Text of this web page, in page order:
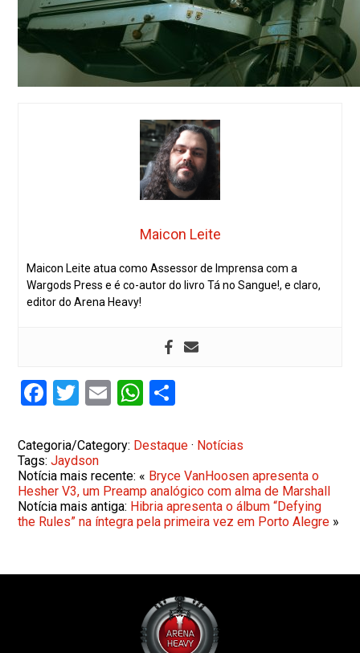
Maicon Leite
Maicon Leite atua como Assessor de Imprensa com a
Wargods Press e é co-autor do livro Tá no Sangue!, e claro,
editor do Arena Heavy!
Facebook
Twitter
EmailWhatsApp
Categoria/Category: Destaque · Notícias
Tags:Jaydson
Notícia mais recente: « Bryce VanHoosen apresenta o
Hesher V3, um Preamp analógico com alma de Marshall
Notícia mais antiga: Hibria apresenta o álbum “Defying
the Rules” na íntegra pela primeira vez em Porto Alegre »